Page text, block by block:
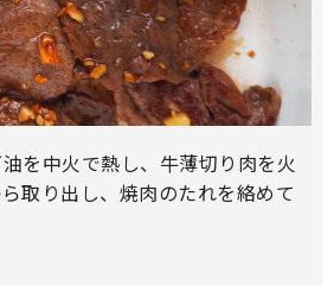
を中火で熱し、牛薄切り肉を火
取り出し、焼肉のたれを絡めて